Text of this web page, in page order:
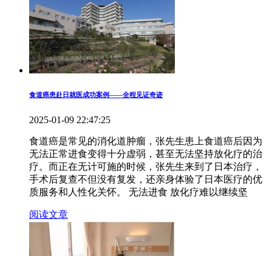
食道癌患赴日就医成功案例——全程见证奇迹
2025-01-09 22:47:25
食道癌是常见的消化道肿瘤，张先生患上食道癌后因为
无法正常进食变得十分虚弱，甚至无法坚持放化疗的治
疗。而正在无计可施的时候，张先生来到了日本治疗，
手术后复查不但没有复发，还亲身体验了日本医疗的优
质服务和人性化关怀。 无法进食 放化疗难以继续坚
阅读文章